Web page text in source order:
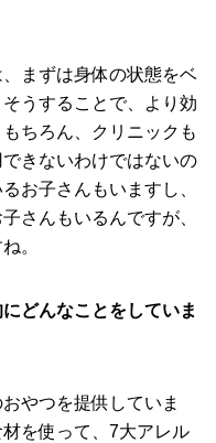
まずは身体の状態をベ
うすることで、より効
ちろん、クリニックも
きないわけではないの
お子さんもいますし、
さんもいるんですが、
。
どんなことをしていま
やつを提供していま
を使って、7大アレル